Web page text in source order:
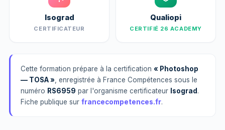
Isograd
CERTIFICATEUR
Qualiopi
CERTIFIÉ 26 ACADEMY
Cette formation prépare à la certification « Photoshop
— TOSA » , enregistrée à France Compétences sous le
numéro RS6959 par l'organisme certificateur Isograd .
Fiche publique sur francecompetences.fr.